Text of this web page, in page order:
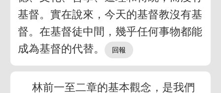
基督。實在說來，今天的基督教沒有基
督。在基督徒中間，幾乎任何事物都能
成為基督的代替。
林前一至二章的基本觀念，是我們